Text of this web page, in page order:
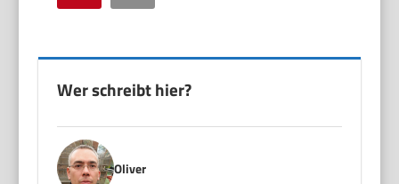
Wer schreibt hier?
Oliver